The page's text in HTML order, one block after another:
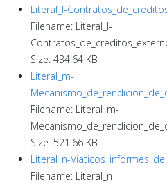
Literal_l-
Filename: Literal_l-
Size: 434.64 KB
Literal_m-
Filename: Literal_m-
Size: 521.66 KB
Literal_n-
Filename: Literal_n-